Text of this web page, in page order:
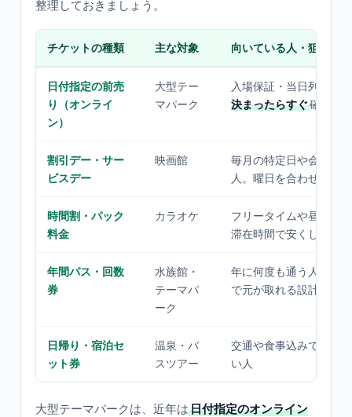
整理しておきましょう。
チケットの種類 主な対象 向いている人・狙いど
日付指定の前売
り（オンライ
ン）
大型テー
マパーク
入場保証・当日列回避。
決まったらすぐ確保し
割引デー・サー
ビスデー
映画館
毎月の特定日や会員価
人。曜日を合わせられ
時間割・パック
料金
カラオケ
フリータイムや昼の時
滞在時間で安くしたい人
年間パス・回数
券
水族館・
テーマパ
ーク
年に何度も通う人。1〜
で元が取れる設計も
日帰り・宿泊セ
ット券
温泉・バ
スツアー
交通や食事込みで手間
い人
大型テーマパークは、近年は日付指定のオンライン